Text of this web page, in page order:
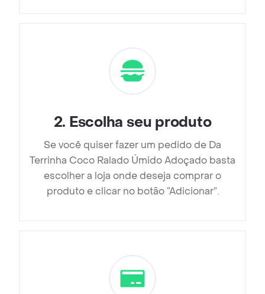
2. Escolha seu produto
Se você quiser fazer um pedido de Da
Terrinha Coco Ralado Úmido Adoçado basta
escolher a loja onde deseja comprar o
produto e clicar no botão “Adicionar”.